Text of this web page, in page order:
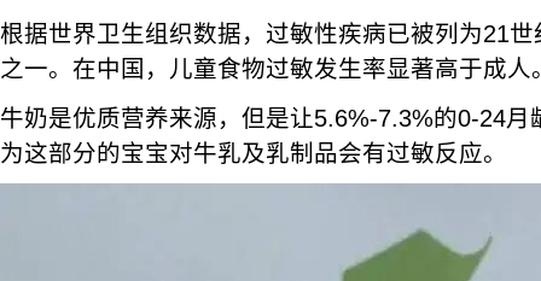
根据世界卫生组织数据，过敏性疾病已被列为21
之一。在中国，儿童食物过敏发生率显著高于成人
牛奶是优质营养来源，但是让5.6%-7.3%的0-24月
为这部分的宝宝对牛乳及乳制品会有过敏反应。